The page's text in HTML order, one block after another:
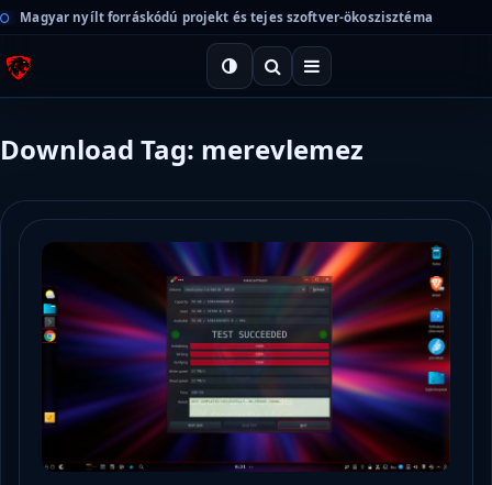
Magyar nyílt forráskódú projekt és tejes szoftver-ökoszisztéma
Download Tag: merevlemez